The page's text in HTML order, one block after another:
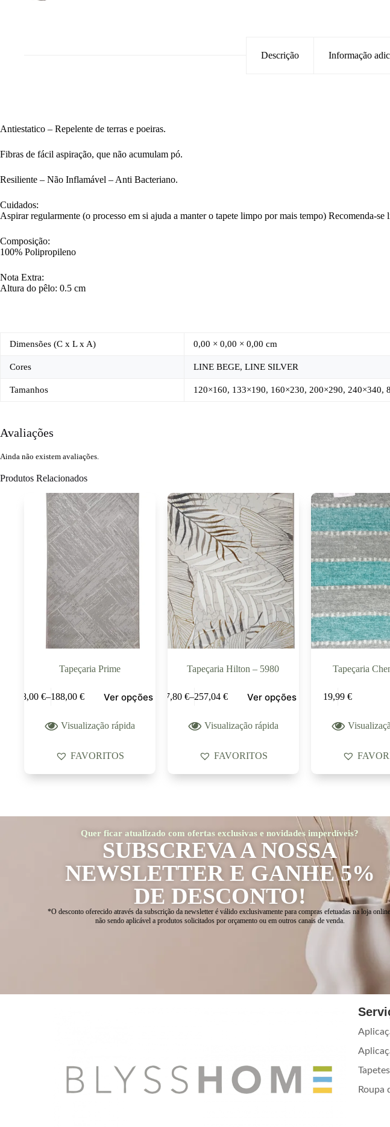
Descrição Informação
Antiestatico – Repelente de terras e poeiras.
Fibras de fácil aspiração, que não acumulam pó.
Resiliente – Não Inflamável – Anti Bacteriano.
Cuidados:
Aspirar regularmente (o processo em si ajuda a manter o tapete limpo por mais tempo) Recomenda-se
Composição:
100% Polipropileno
Nota Extra:
Altura do pêlo: 0.5 cm
Dimensões (C x L x A) 0,00 × 0,00 × 0,00 cm
Cores LINE BEGE, LINE SILVER
Tamanhos 120×160, 133×190, 160×230, 200×290, 240×340,
Avaliações
Ainda não existem avaliações.
Produtos Relacionados
Tapeçaria Prime
28,00€–188,00€ Ver opções
Visualização rápida
FAVORITOS
Tapeçaria Hilton – 5980
37,80€–257,04€ Ver opções
Visualização rápida
FAVORITOS
Tapeçaria
19,99€
Quer ficar atualizado com ofertas exclusivas e novidades imperdíveis?
SUBSCREVA A NOSSA
NEWSLETTER E GANHE 5%
DE DESCONTO!
*O desconto oferecido através da subscrição da newsletter é válido exclusivamente para compras efetuadas na loja
não sendo aplicável a produtos solicitados por orçamento ou em outros canais de venda.
Roupa